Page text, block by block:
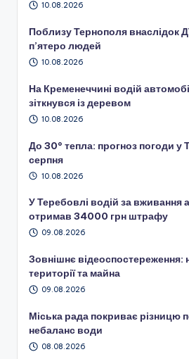
10.08.2026
Поблизу Тернополя внаслідок
п’ятеро людей
10.08.2026
На Кременеччині водій
зіткнувся із деревом
10.08.2026
До 30° тепла: прогноз погоди у
серпня
10.08.2026
У Теребовлі водій за вживання
отримав 34000 грн штрафу
09.08.2026
Зовнішнє відеоспостереження:
території та майна
09.08.2026
Міська рада покриває різницю
небаланс води
08.08.2026